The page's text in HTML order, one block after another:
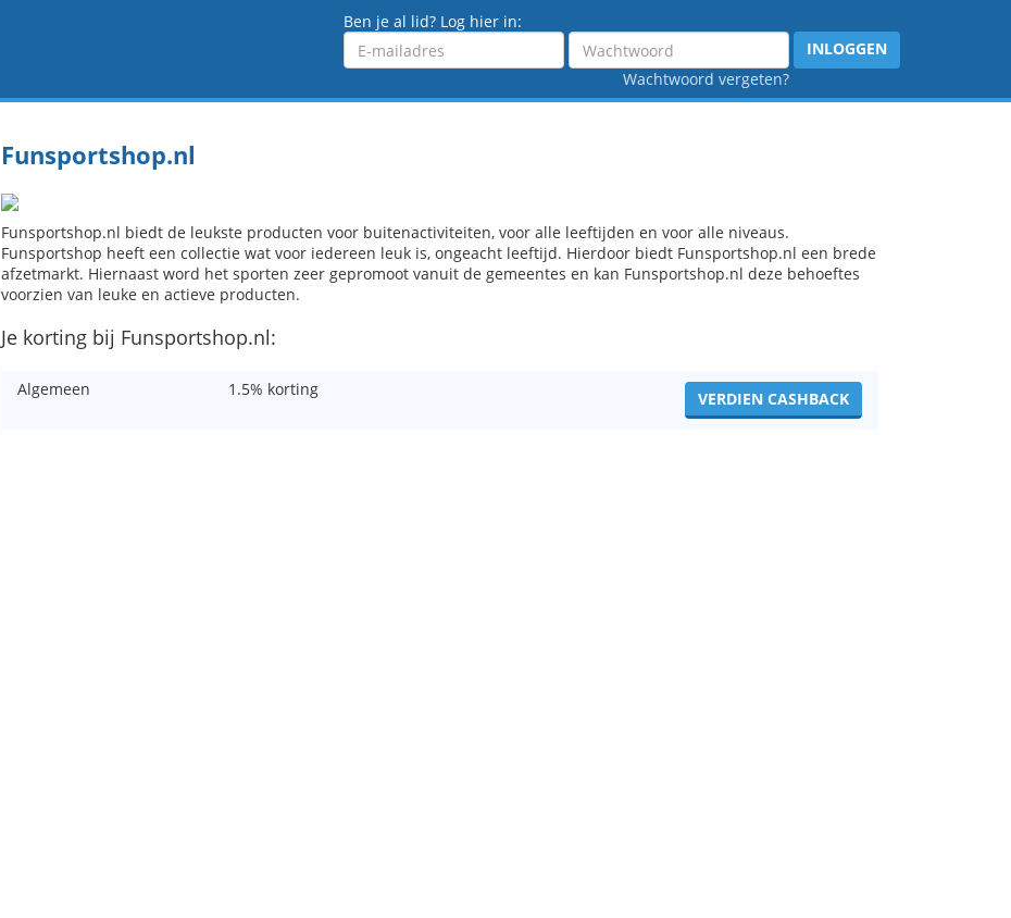
Ben je al lid? Log hier in:
Emailadres
Wachtwoord
Wachtwoord vergeten?
INLOGGEN
Funsportshop.nl
Funsportshop.nl biedt de leukste producten voor buitenactiviteiten, voor alle leeftijden en voor alle niveaus.
Funsportshop heeft een collectie wat voor iedereen leuk is, ongeacht leeftijd. Hierdoor biedt Funsportshop.nl een brede
afzetmarkt. Hiernaast word het sporten zeer gepromoot vanuit de gemeentes en kan Funsportshop.nl deze behoeftes
voorzien van leuke en actieve producten.
Je korting bij Funsportshop.nl:
Algemeen 1.5% korting VERDIEN CASHBACK